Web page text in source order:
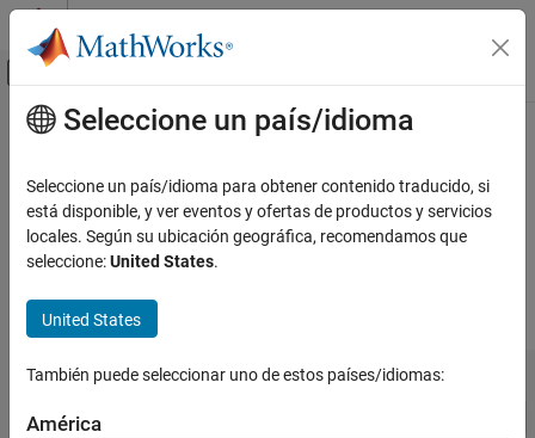
Saltar al contenido
Mostrar/ocultar menú de navegación
Ver por: Categoría
Using MATLAB
MATLAB
Using Simulink
Simulink
Physical Modeling
Contenido principal
MATLAB Production Server Release
Notes
Bug Reports | Bug Fixes expand all in page
| Release Range:
Starting Release
toEnding ReleaseIncompatibilities
Highlights
Seleccione un país/idioma
Seleccione un país/idioma para obtener contenido traducido, si
está disponible, y ver eventos y ofertas de productos y servicios
locales. Según su ubicación geográfica, recomendamos que
seleccione:United States.
United States
También puede seleccionar uno de estos países/idiomas:
América